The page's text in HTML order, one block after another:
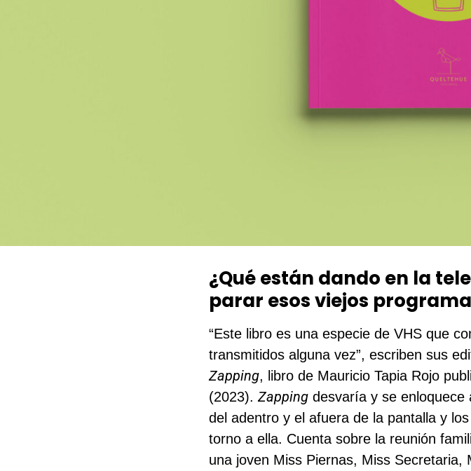
¿Qué están dando en la
parar esos viejos
“Este libro es una especie de VHS que
transmitidos alguna vez”, escriben sus
Zapping, libro de Mauricio Tapia Rojo
(2023).Zapping desvaría y se enloquece
del adentro y el afuera de la pantalla y
torno a ella. Cuenta sobre la reunión
una joven Miss Piernas, Miss Secretaria,